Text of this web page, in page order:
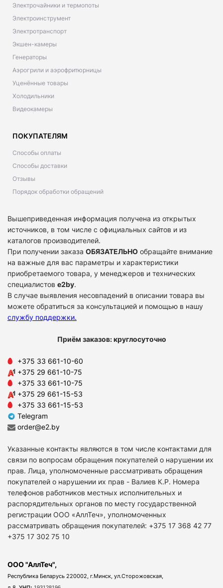
Электрочайники и термопоты
Электроинструмент
Электротранспорт
Экшен-камеры
Генераторы
Аэрогрили и аэрофритюрницы
Уценённые товары
Холодильники
Видеокамеры
ПОКУПАТЕЛЯМ
Способы оплаты
Способы доставки
Отзывы
Порядок обработки обращений
Вышеприведенная информация получена из открытых
источников, в том числе с официальных сайтов и из
каталогов производителей.
При получении заказа ОБЯЗАТЕЛЬНО обращайте внимание
на важные для вас параметры и характеристики
приобретаемого товара, у менеджеров и технических
специалистов e2by.
В случае выявления несовпадений в описании товара вы
можете обратиться за консультацией и помощью в нашу
службу поддержки.
Приём заказов: круглосуточно
+375 33 661-10-60
+375 29 661-10-75
+375 33 661-10-75
+375 29 661-15-53
+375 33 661-15-53
Telegram
order@e2.by
Указанные контакты являются в том числе контактами для
связи по вопросам обращения покупателей о нарушении их
прав. Лица, уполномоченные рассматривать обращения
покупателей о нарушении их прав - Валиев К.Р. Номера
телефонов работников местных исполнительных и
распорядительных органов по месту государственной
регистрации ООО «АллТеч», уполномоченных
рассматривать обращения покупателей: +375 17 368 42 77
+375 17 302 75 10
ООО "АллТеч",
Республика Беларусь 220002, г.Минск, ул.Сторожовская,